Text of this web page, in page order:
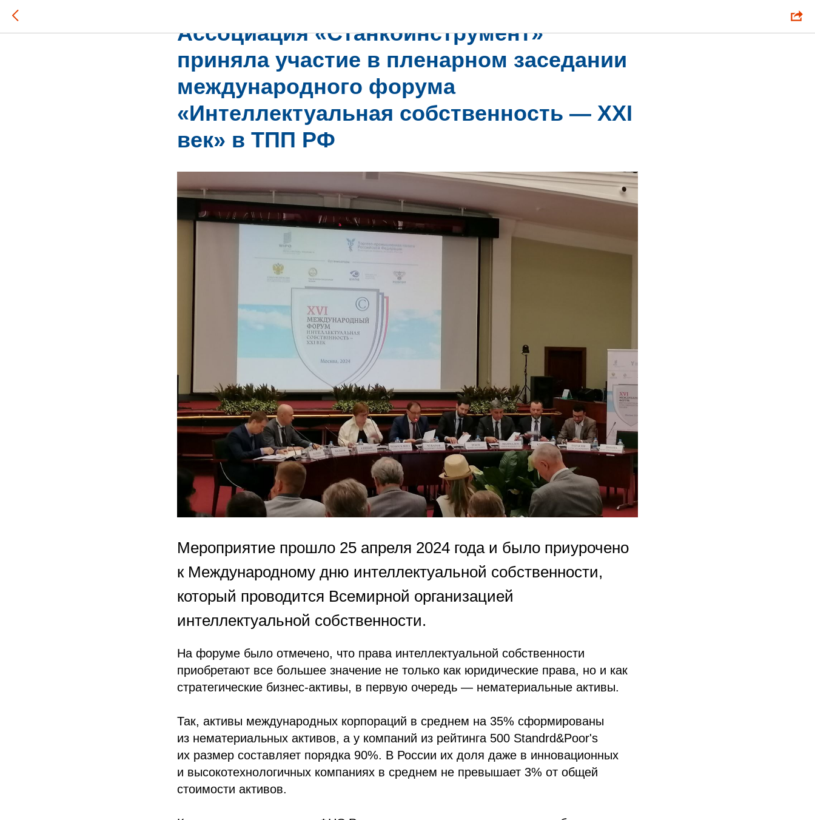
Ассоциация «Станкоинструмент»
приняла участие в пленарном заседании
международного форума
«Интеллектуальная собственность — XXI
век» в ТПП РФ
Мероприятие прошло 25 апреля 2024 года и было приурочено
к Международному дню интеллектуальной собственности,
который проводится Всемирной организацией
интеллектуальной собственности.
На форуме было отмечено, что права интеллектуальной собственности
приобретают все большее значение не только как юридические права, но и как
стратегические бизнес-активы, в первую очередь — нематериальные активы.
Так, активы международных корпораций в среднем на 35% сформированы
из нематериальных активов, а у компаний из рейтинга 500 Standrd&Poor's
их размер составляет порядка 90%. В России их доля даже в инновационных
и высокотехнологичных компаниях в среднем не превышает 3% от общей
стоимости активов.